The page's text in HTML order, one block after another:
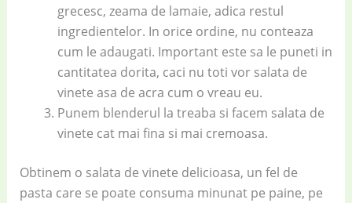
grecesc, zeama de lamaie, adica restul
ingredientelor. In orice ordine, nu conteaza
cum le adaugati. Important este sa le puneti in
cantitatea dorita, caci nu toti vor salata de
vinete asa de acra cum o vreau eu.
Punem blenderul la treaba si facem salata de
vinete cat mai fina si mai cremoasa.
Obtinem o salata de vinete delicioasa, un fel de
pasta care se poate consuma minunat pe paine, pe